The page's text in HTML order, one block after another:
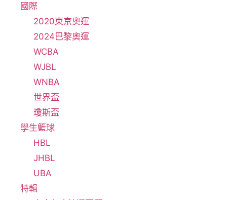
國際
2020東京奧運
2024巴黎奧運
WCBA
WJBL
WNBA
世界盃
瓊斯盃
學生籃球
HBL
JHBL
UBA
特輯